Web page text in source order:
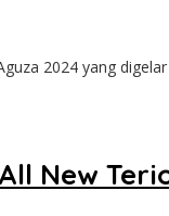
2024 yang
New